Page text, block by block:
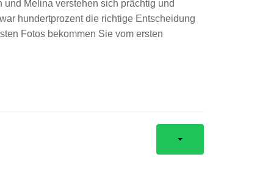
und Melina verstehen sich prächtig und
hundertprozent die richtige Entscheidung
Fotos bekommen Sie vom ersten